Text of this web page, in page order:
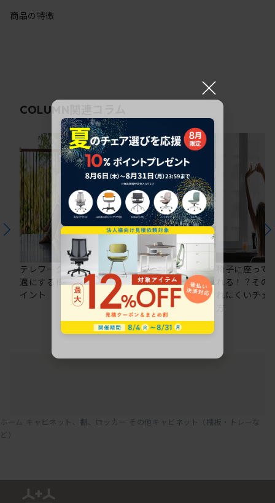
商品の特徴
COLUMN
テレワークの仕事を快
適にする椅子選びのポ
イント
在宅ワークにおすすめ
のオフィスチェア5選
椅子に座っ
れる！？その
れにくいチェ
方
ホーム キャビネット、棚、ロッカー その他キャビネット（棚板・トレーな
ど）
×